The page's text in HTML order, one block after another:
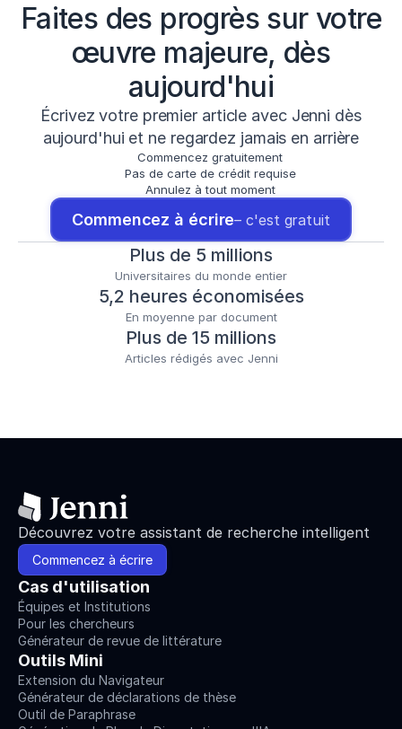
Faites des progrès sur votre
œuvre majeure, dès
aujourd'hui
Écrivez votre premier article avec Jenni dès
aujourd'hui et ne regardez jamais en arrière
Commencez gratuitement
Pas de carte de crédit requise
Annulez à tout moment
Commencez à écrire– c'est gratuit
Plus de 5 millions
Universitaires du monde entier
5,2 heures économisées
En moyenne par document
Plus de 15 millions
Articles rédigés avec Jenni
Découvrez votre assistant de recherche intelligent
Commencez à écrire
Cas d'utilisation
Équipes et Institutions
Pour les chercheurs
Générateur de revue de littérature
Outils Mini
Extension du Navigateur
Générateur de déclarations de thèse
Outil de Paraphrase